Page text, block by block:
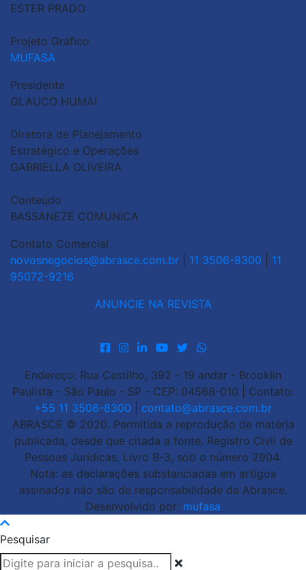
ESTER PRADO
Projeto Gráfico
MUFASA
Presidente
GLAUCO HUMAI
Diretora de Planejamento
Estratégico e Operações
GABRIELLA OLIVEIRA
Conteúdo
BASSANEZE COMUNICA
Contato Comercial
novosnegocios@abrasce.com.br
11 3506-8300
11
95072-9216
ANUNCIE NA REVISTA
Endereço: Rua Castilho, 392 - 19 andar - Brooklin
Paulista - São Paulo - SP - CEP: 04568-010 | Contato:
+55 11 3506-8300
contato@abrasce.com.br
ABRASCE © 2020. Permitida a reprodução de matéria
publicada, desde que citada a fonte. Registro Civil de
Pessoas Jurídicas. Livro B-3, sob o número 2904.
Nota: as declarações substanciadas em artigos
assinados não são de responsabilidade da Abrasce.
Desenvolvido por: mufasa
Pesquisar